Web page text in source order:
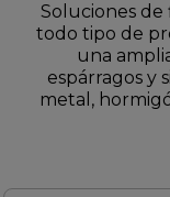
Soluciones de
todo tipo de
una
espárragos y
metal,